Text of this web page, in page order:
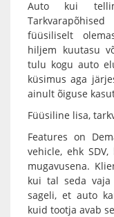
Auto kui
füüsiliselt
hiljem kuutasu
tulu kogu auto
küsimus aga
ainult õiguse
Füüsiline lisa,
Features on
vehicle, ehk
mugavusena.
kui tal seda vaja
sageli, et auto
kuid tootja avab